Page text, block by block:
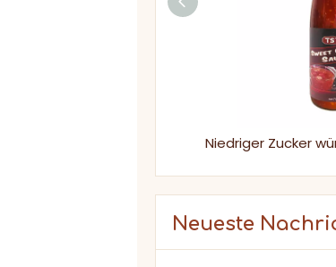
Neueste